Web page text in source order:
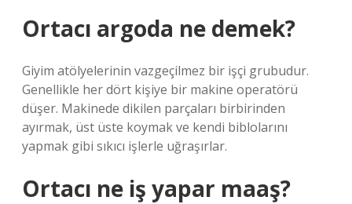
Ortacı argoda ne demek?
Giyim atölyelerinin vazgeçilmez bir işçi grubudur.
Genellikle her dört kişiye bir makine operatörü
düşer. Makinede dikilen parçaları birbirinden
ayırmak, üst üste koymak ve kendi biblolarını
yapmak gibi sıkıcı işlerle uğraşırlar.
Ortacı ne iş yapar maaş?